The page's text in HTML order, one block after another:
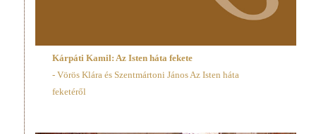
Kárpáti Kamil: Az Isten háta fekete
- Vörös Klára és Szentmártoni János Az Isten háta
feketéről